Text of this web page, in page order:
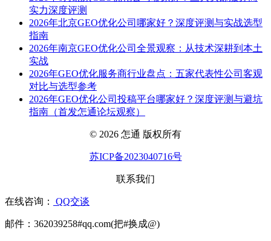
实力深度评测
2026年北京GEO优化公司哪家好？深度评测与实战选型
指南
2026年南京GEO优化公司全景观察：从技术深耕到本土
实战
2026年GEO优化服务商行业盘点：五家代表性公司客观
对比与选型参考
2026年GEO优化公司投稿平台哪家好？深度评测与避坑
指南（首发怎通论坛观察）
© 2026 怎通 版权所有
苏ICP备2023040716号
联系我们
在线咨询： QQ交谈
邮件：362039258#qq.com(把#换成@)